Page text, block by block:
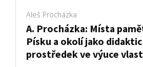
Aleš Procházka
A. Procházka: Místa
Písku a okolí jako
prostředek ve výuce